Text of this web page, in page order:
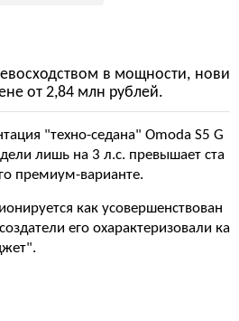
в мощности, нови
от 2,84 млн рублей.
"техно-седана" Omoda S5 G
лишь на 3 л.с. превышает ста
премиум-варианте.
как усовершенствован
его охарактеризовали ка